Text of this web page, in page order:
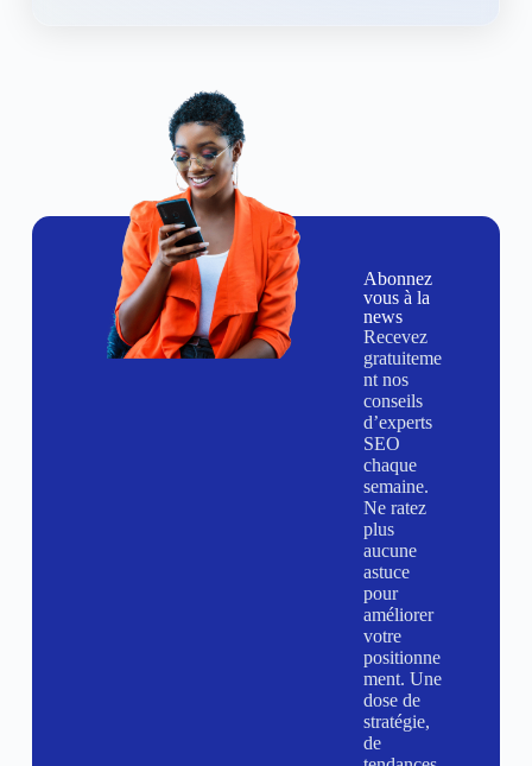
Abonnez
vous à la
news
Recevez
gratuiteme
nt nos
conseils
d’experts
SEO
chaque
semaine.
Ne ratez
plus
aucune
astuce
pour
améliorer
votre
positionne
ment. Une
dose de
stratégie,
de